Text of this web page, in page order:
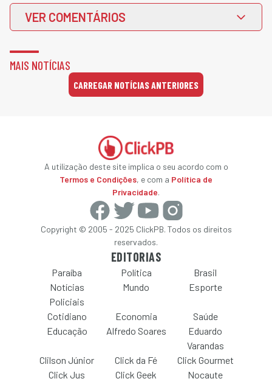
VER COMENTÁRIOS
MAIS NOTÍCIAS
CARREGAR NOTÍCIAS ANTERIORES
A utilização deste site implica o seu acordo com o
Termos e Condições, e com a Política de
Privacidade.
Copyright © 2005 - 2025 ClickPB. Todos os direitos
reservados.
EDITORIAS
Paraíba Política
Brasil
Notícias
Policiais
Mundo Esporte
Cotidiano Economia
Saúde
Educação
Alfredo Soares
Eduardo
Varandas
Clilson Júnior
Click da Fé
Click Gourmet
Click Jus
Click Geek Nocaute